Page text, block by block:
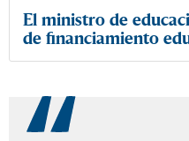
El ministro de
de financiamiento